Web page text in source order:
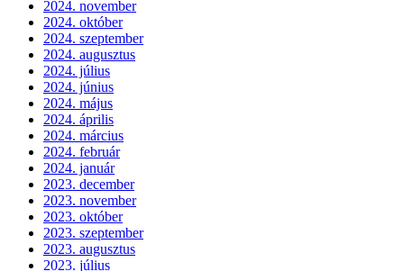
2024. november
2024. október
2024. szeptember
2024. augusztus
2024. július
2024. június
2024. május
2024. április
2024. március
2024. február
2024. január
2023. december
2023. november
2023. október
2023. szeptember
2023. augusztus
2023. július